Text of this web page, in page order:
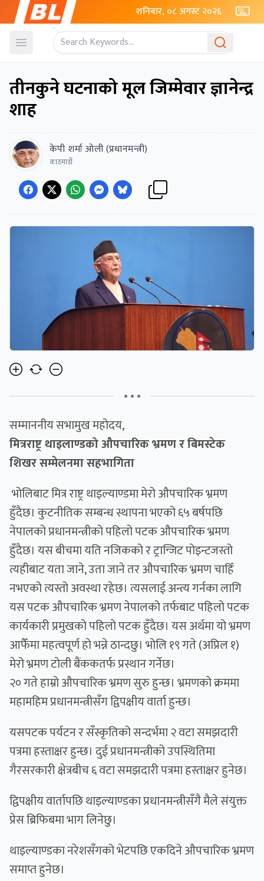
शनिबार, ०८ अगस्ट २०२६
Open menu
तीनकुने घटनाको मूल जिम्मेवार ज्ञानेन्द्र
शाह
केपी शर्मा ओली (प्रधानमन्त्री)
काठमाडाैं
• • •
सम्माननीय सभामुख महोदय,
मित्रराष्ट्र थाइलाण्डको औपचारिक भ्रमण र बिमस्टेक
शिखर सम्मेलनमा सहभागिता
भोलिबाट मित्र राष्ट्र थाइल्याण्डमा मेरो औपचारिक भ्रमण
हुँदैछ। कुटनीतिक सम्बन्ध स्थापना भएको ६५ बर्षपछि
नेपालको प्रधानमन्त्रीको पहिलो पटक औपचारिक भ्रमण
हुँदैछ। यस बीचमा यति नजिकको र ट्रान्जिट पोइन्टजस्तो
त्यहीबाट यता जाने, उता जाने तर औपचारिक भ्रमण चाहिँ
नभएको त्यस्तो अवस्था रहेछ। त्यसलाई अन्त्य गर्नका लागि
यस पटक औपचारिक भ्रमण नेपालको तर्फबाट पहिलो पटक
कार्यकारी प्रमुखको पहिलो पटक हुँदैछ। यस अर्थमा यो भ्रमण
आफैँमा महत्वपूर्ण हो भन्ने ठान्दछु। भोलि १९ गते (अप्रिल १)
मेरो भ्रमण टोली बैंककतर्फ प्रस्थान गर्नेछ।
२० गते हाम्रो औपचारिक भ्रमण सुरु हुन्छ। भ्रमणको क्रममा
महामहिम प्रधानमन्त्रीसँग द्विपक्षीय वार्ता हुन्छ।
यसपटक पर्यटन र सँस्कृतिको सन्दर्भमा २ वटा समझदारी
पत्रमा हस्ताक्षर हुन्छ। दुई प्रधानमन्त्रीको उपस्थितिमा
गैरसरकारी क्षेत्रबीच ६ वटा समझदारी पत्रमा हस्ताक्षर हुनेछ।
द्विपक्षीय वार्तापछि थाइल्याण्डका प्रधानमन्त्रीसँगै मैले संयुक्त
प्रेस ब्रिफिबमा भाग लिनेछु।
थाइल्याण्डका नरेशसँगको भेटपछि एकदिने औपचारिक भ्रमण
समाप्त हुनेछ।